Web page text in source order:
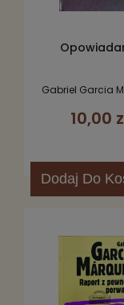
Gabriel Garcia
10,00
Dodaj Do